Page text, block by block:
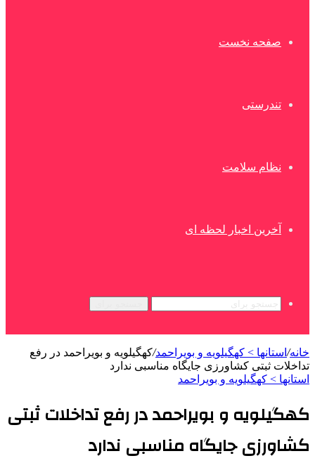
صفحه نخست
تندرستی
نظام سلامت
آخرین اخبار لحظه ای
خانه/ استانها > کهگیلویه و بویراحمد/کهگیلویه و بویراحمد در رفع
تداخلات ثبتی کشاورزی جایگاه مناسبی ندارد
استانها > کهگیلویه و بویراحمد
کهگیلویه و بویراحمد در رفع تداخلات ثبتی
کشاورزی جایگاه مناسبی ندارد